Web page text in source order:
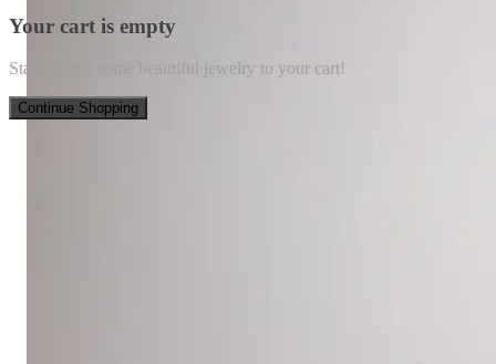
Your cart is empty
Start adding some beautiful jewelry to your cart!
Continue Shopping